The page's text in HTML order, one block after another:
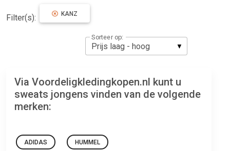
Filter(s): KANZ
Sorteer op:
Via Voordeligkledingkopen.nl kunt u
sweats jongens vinden van de volgende
merken:
ADIDAS HUMMEL